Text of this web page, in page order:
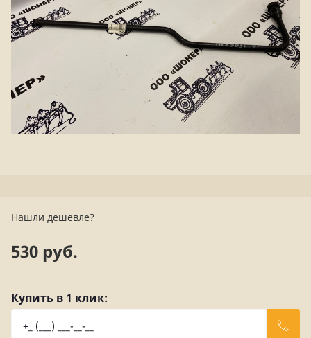
Нашли дешевле?
530 руб.
Купить в 1 клик: